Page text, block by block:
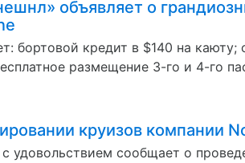
объявляет о
бортовой кредит в $140 на
размещение 3-го и 4-го
круизов компании
удовольствием сообщает о